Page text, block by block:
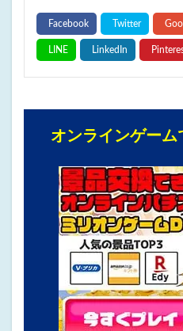
オンラインゲーム